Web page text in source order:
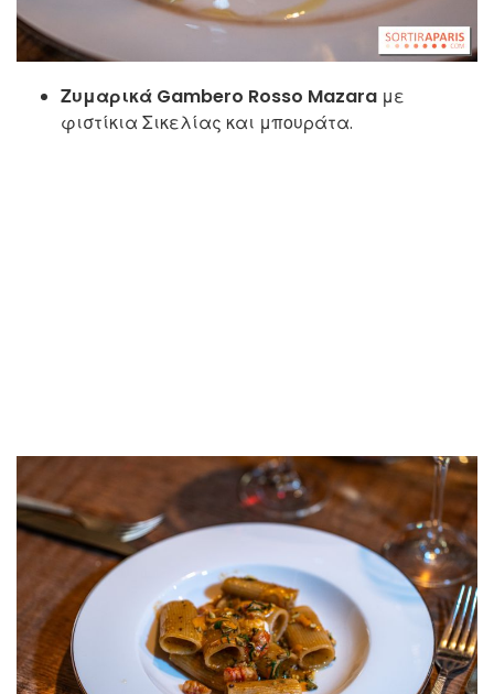
Ζυμαρικά Gambero Rosso Mazara με
φιστίκια Σικελίας και μπουράτα.